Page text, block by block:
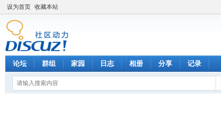
设为首页 收藏本站
论坛 群组 家园 日志 相册 分享 记录